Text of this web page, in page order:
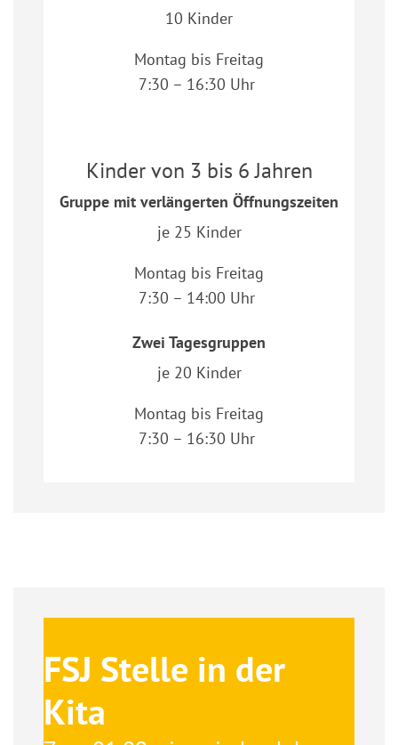
10 Kinder
Montag bis Freitag
7:30 – 16:30 Uhr
Kinder von 3 bis 6 Jahren
Gruppe mit verlängerten Öffnungszeiten
je 25 Kinder
Montag bis Freitag
7:30 – 14:00 Uhr
Zwei Tagesgruppen
je 20 Kinder
Montag bis Freitag
7:30 – 16:30 Uhr
FSJ Stelle in der
Kita